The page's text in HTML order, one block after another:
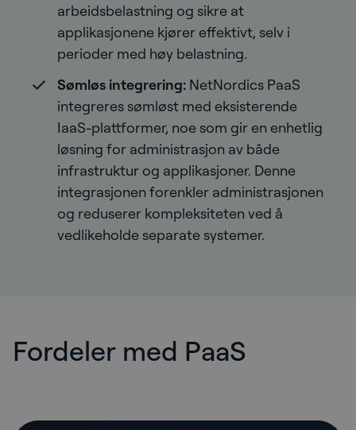
arbeidsbelastning og sikre at
applikasjonene kjører effektivt, selv i
perioder med høy belastning.
Sømløs integrering: NetNordics PaaS
integreres sømløst med eksisterende
IaaS-plattformer, noe som gir en enhetlig
løsning for administrasjon av både
infrastruktur og applikasjoner. Denne
integrasjonen forenkler administrasjonen
og reduserer kompleksiteten ved å
vedlikeholde separate systemer.
Fordeler med PaaS